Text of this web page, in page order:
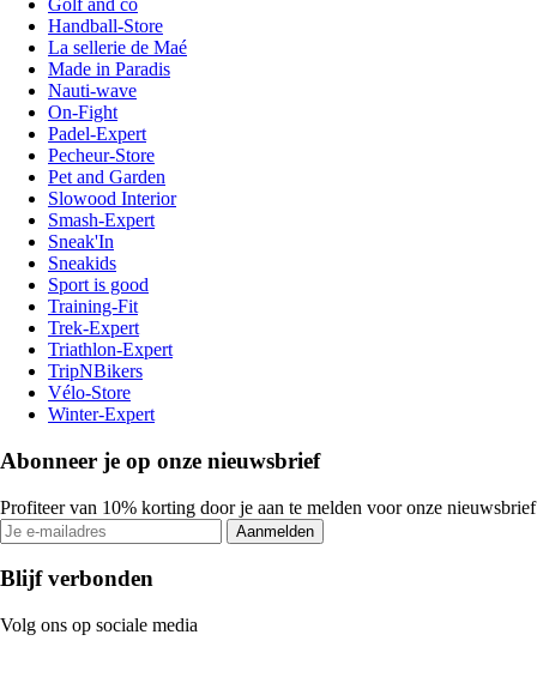
Golf and co
Handball-Store
La sellerie de Maé
Made in Paradis
Nauti-wave
On-Fight
Padel-Expert
Pecheur-Store
Pet and Garden
Slowood Interior
Smash-Expert
Sneak'In
Sneakids
Sport is good
Training-Fit
Trek-Expert
Triathlon-Expert
TripNBikers
Vélo-Store
Winter-Expert
Abonneer je op onze nieuwsbrief
Profiteer van 10% korting door je aan te melden voor onze nieuwsbrief
Aanmelden
Blijf verbonden
Volg ons op sociale media